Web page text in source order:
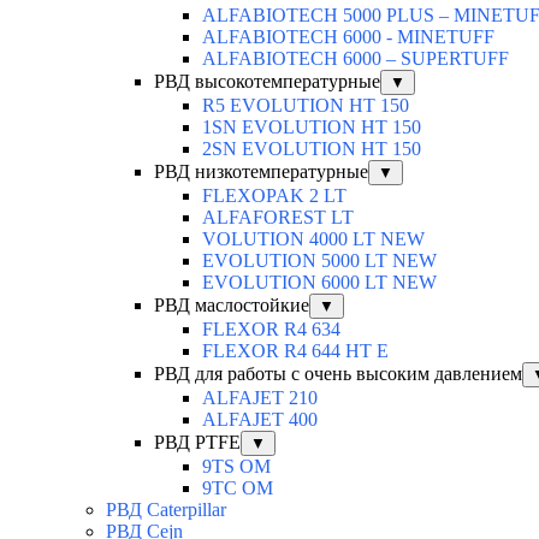
ALFABIOTECH 5000 PLUS –
ALFABIOTECH 6000 - MINETUFF
ALFABIOTECH 6000 – SUPERTUFF
РВД высокотемпературные
▼
R5 EVOLUTION HT 150
1SN EVOLUTION HT 150
2SN EVOLUTION HT 150
РВД низкотемпературные
▼
FLEXOPAK 2 LT
ALFAFOREST LT
VOLUTION 4000 LT NEW
EVOLUTION 5000 LT NEW
EVOLUTION 6000 LT NEW
РВД маслостойкие
▼
FLEXOR R4 634
FLEXOR R4 644 HT E
РВД для работы с очень высоким давлением
ALFAJET 210
ALFAJET 400
РВД PTFE
▼
9TS OM
9TC OM
РВД Caterpillar
РВД Cejn